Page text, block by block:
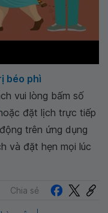
béo phì
vui lòng bấm số
đặt lịch trực tiếp
trên ứng dụng
và đặt hẹn mọi lúc
Chia sẻ